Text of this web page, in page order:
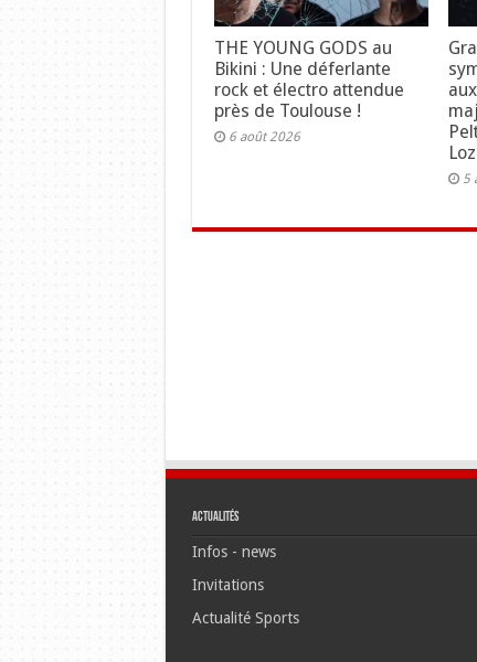
THE YOUNG GODS au
Bikini : Une déferlante
rock et électro attendue
près de Toulouse !
6 août 2026
5
Actualités
Infos - news
Invitations
Actualité Sports